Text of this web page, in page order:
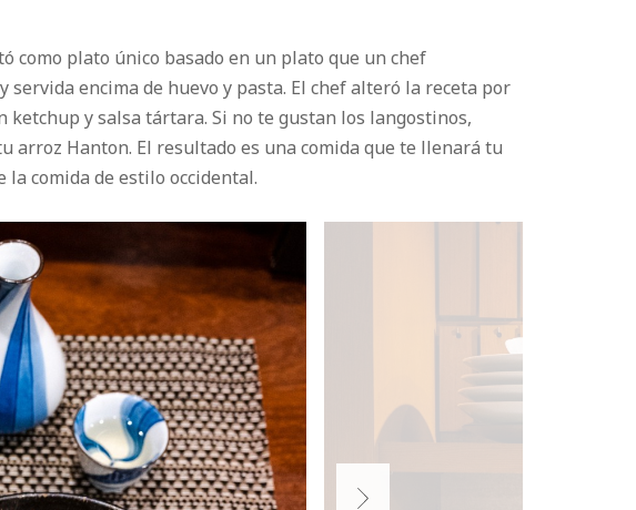
como plato único basado en un plato que un chef
encima de huevo y pasta. El chef alteró la receta por
y salsa tártara. Si no te gustan los langostinos,
arroz Hanton. El resultado es una comida que te llenará tu
comida de estilo occidental.